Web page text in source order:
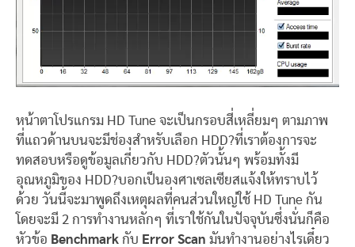
หน้าตาโปรแกรม HD Tune จะเป็นกรอบสี่เหลี่ยมๆ ตามภาพ
ที่แถวด้านบนจะมีช่องสำหรับเลือก HDD?ที่เราต้องการจะ
ทดสอบหรือดูข้อมูลเกี่ยวกับ HDD?ตัวนั้นๆ พร้อมทั้งมี
อุณหภูมิของ HDD?บอกเป็นองศาเซลเซียสแจ้งให้ทราบไว้
ด้วย วันนี้จะมาพูดถึงเหตุผลที่คนส่วนใหญ่ใช้ HD Tune กัน
โดยจะมี 2 การทำงานหลักๆ ที่เราใช้กันในปัจจุบันซึ่งนั่นก็คือ
หัวข้อ Benchmark กับ Error Scan มันทำงานอย่างไรเดี๋ยว